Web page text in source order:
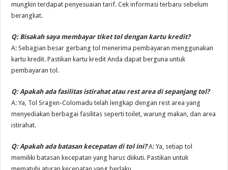
mungkin terdapat penyesuaian tarif. Cek informasi terbaru sebelum
berangkat.
Q: Bisakah saya membayar tiket tol dengan kartu kredit?
A: Sebagian besar gerbang tol menerima pembayaran menggunakan
kartu kredit. Pastikan kartu kredit Anda dapat berguna untuk
pembayaran tol.
Q: Apakah ada fasilitas istirahat atau rest area di sepanjang tol?
A: Ya, Tol Sragen-Colomadu telah lengkap dengan rest area yang
menyediakan berbagai fasilitas seperti toilet, warung makan, dan area
istirahat.
Q: Apakah ada batasan kecepatan di tol ini?A: Ya, setiap tol
memiliki batasan kecepatan yang harus diikuti. Pastikan untuk